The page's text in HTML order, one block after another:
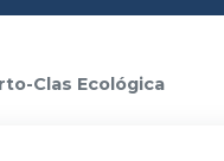
Clas Ecológica